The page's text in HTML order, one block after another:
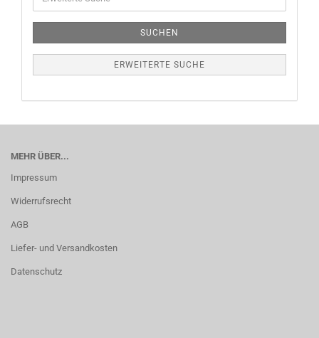
SUCHEN
ERWEITERTE SUCHE
MEHR ÜBER...
Impressum
Widerrufsrecht
AGB
Liefer- und Versandkosten
Datenschutz